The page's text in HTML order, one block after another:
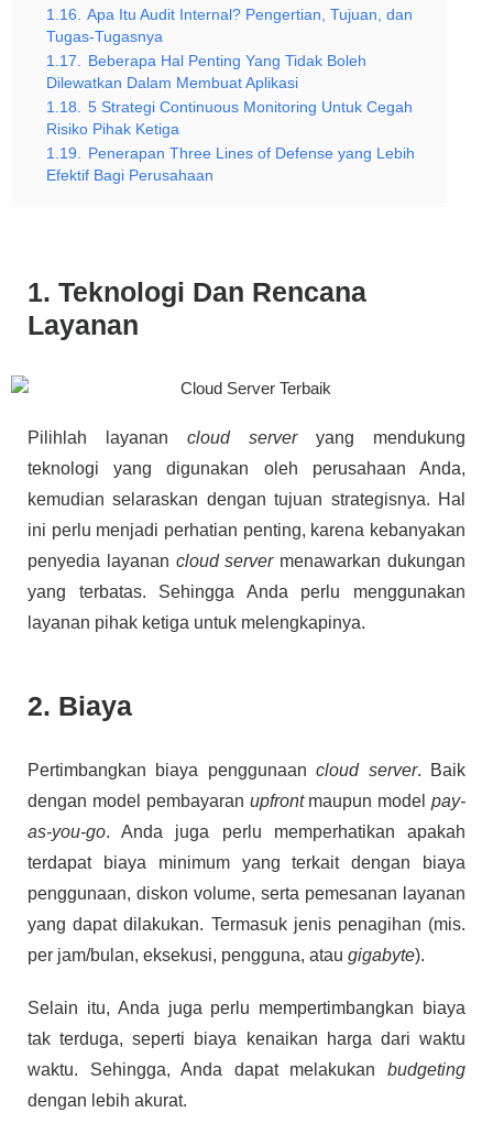
1.16.
Apa Itu Audit Internal? Pengertian, Tujuan, dan
Tugas-Tugasnya
1.17.
Beberapa Hal Penting Yang Tidak Boleh
Dilewatkan Dalam Membuat Aplikasi
1.18.
5 Strategi Continuous Monitoring Untuk Cegah
Risiko Pihak Ketiga
1.19.
Penerapan Three Lines of Defense yang Lebih
Efektif Bagi Perusahaan
1. Teknologi Dan Rencana
Layanan
Pilihlah layanan cloud serveryang mendukung
teknologi yang digunakan oleh perusahaan Anda,
kemudian selaraskan dengan tujuan strategisnya. Hal
ini perlu menjadi perhatian penting, karena kebanyakan
penyedia layanan cloud server menawarkan dukungan
yang terbatas. Sehingga Anda perlu menggunakan
layanan pihak ketiga untuk melengkapinya.
2. Biaya
Pertimbangkan biaya penggunaancloud server. Baik
dengan model pembayaran upfrontmaupun model pay-
as-you-go. Anda juga perlu memperhatikan apakah
terdapat biaya minimum yang terkait dengan biaya
penggunaan, diskon volume, serta pemesanan layanan
yang dapat dilakukan. Termasuk jenis penagihan (mis.
per jam/bulan, eksekusi, pengguna, atau gigabyte).
Selain itu, Anda juga perlu mempertimbangkan biaya
tak terduga, seperti biaya kenaikan harga dari waktu
waktu. Sehingga, Anda dapat melakukan budgeting
dengan lebih akurat.